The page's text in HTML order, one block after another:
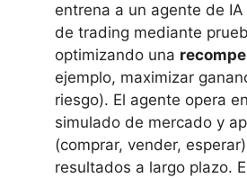
entrena a un agente de
de trading mediante
optimizando una
ejemplo, maximizar
riesgo). El agente opera
simulado de mercado y
(comprar, vender,
resultados a largo plazo.